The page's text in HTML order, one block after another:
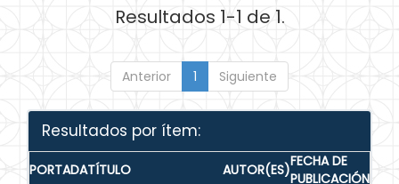
Resultados 1-1 de 1.
Anterior 1 Siguiente
Resultados por ítem:
PORTADATÍTULO AUTOR(ES)FECHA DE
PUBLICACIÓN